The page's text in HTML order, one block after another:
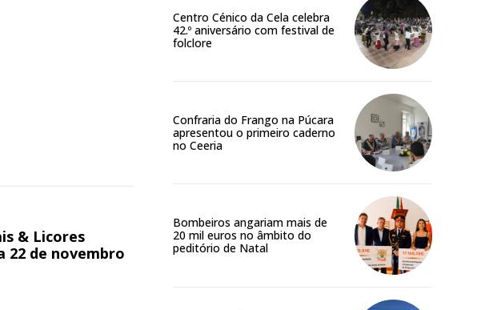
Acesso aos conteúdos Exclusivos para
& Licores
22 de novembro
Centro Cénico da Cela celebra
42.º aniversário com festival de
folclore
Confraria do Frango na Púcara
apresentou o primeiro caderno
no Ceeria
Bombeiros angariam mais de
20 mil euros no âmbito do
peditório de Natal